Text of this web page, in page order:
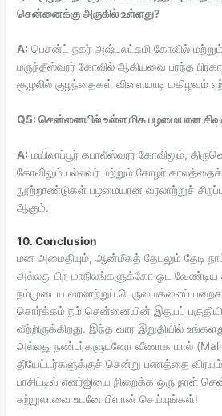
சென்னைக்கு அருகில் உள்ளது?
A: பெசன்ட் நகர் அஷ்டலட்சுமி கோவில் மற்றும்
மருந்தீஸ்வரர் கோவில் ஆகியவை பரந்த
சூழலில் குழந்தைகள் விளையாடி மகிழவும்
Q5: சென்னையில் உள்ள மிக பழமையான
A: மயிலாப்பூர் கபாலீஸ்வரர் கோவிலும்,
கோவிலும் பல்லவர் மற்றும் சோழர்
நூற்றாண்டுகள் பழமையான வரலாற்றுச்
ஆகும்.
10. Conclusion
மன அமைதியும், ஆன்மீகத் தேடலும் தேடி
அல்லது பிற மாநிலங்களுக்கோ ஓட
நம்முடைய வரலாற்றுப் பெருமைகளைப்
சொர்க்கம் நம் சென்னையின் இதயப்
வீற்றிருக்கிறது. இந்த வார இறுதியில்
அல்லது நண்பர்களுடனோ வீணாக மால்
தியேட்டர்களுக்குச் சென்று பணத்தை
பாசிட்டிவ் எனர்ஜியை நிறைக்க ஒரு நாள்
சுற்றுலாவை உடனே பிளான் செய்யுங்கள்!